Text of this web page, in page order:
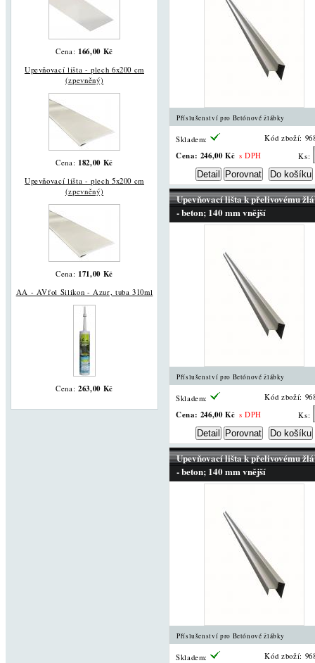
Cena: 166,00 Kč
Upevňovací lišta - plech 6x200 cm
(zpevněný)
Cena: 182,00 Kč
Upevňovací lišta - plech 5x200 cm
(zpevněný)
Cena: 171,00 Kč
AA - AVfol Silikon - Azur, tuba 310ml
Cena:263,00 Kč
Příslušenství pro Betónové žlábky
Skladem: Kód zboží:
Cena: 246,00 Kč s DPH Ks:
Upevňovací lišta k přelivovému
- beton; 140 mm vnější
Příslušenství pro Betónové žlábky
Skladem: Kód zboží:
Cena: 246,00 Kč s DPH Ks:
Upevňovací lišta k přelivovému
- beton; 140 mm vnější
Příslušenství pro Betónové žlábky
Skladem: Kód zboží: